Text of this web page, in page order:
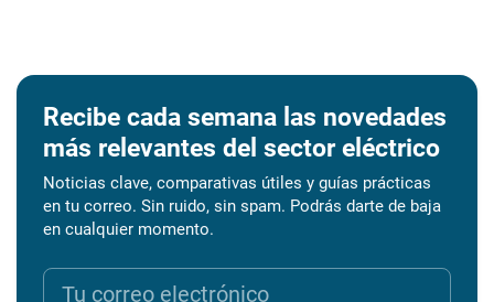
Recibe cada semana las novedades
más relevantes del sector eléctrico
Noticias clave, comparativas útiles y guías prácticas
en tu correo. Sin ruido, sin spam. Podrás darte de baja
en cualquier momento.